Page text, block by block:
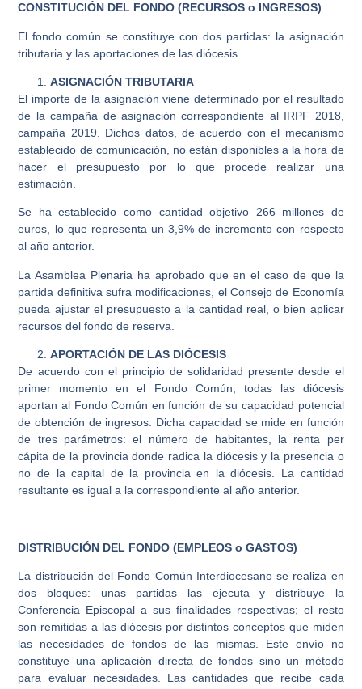
CONSTITUCIÓN DEL FONDO (RECURSOS o INGRESOS)
El fondo común se constituye con dos partidas: la asignación
tributaria y las aportaciones de las diócesis.
ASIGNACIÓN TRIBUTARIA
El importe de la asignación viene determinado por el resultado
de la campaña de asignación correspondiente al IRPF 2018,
campaña 2019. Dichos datos, de acuerdo con el mecanismo
establecido de comunicación, no están disponibles a la hora de
hacer el presupuesto por lo que procede realizar una
estimación.
Se ha establecido como cantidad objetivo 266 millones de
euros, lo que representa un 3,9% de incremento con respecto
al año anterior.
La Asamblea Plenaria ha aprobado que en el caso de que la
partida definitiva sufra modificaciones, el Consejo de Economía
pueda ajustar el presupuesto a la cantidad real, o bien aplicar
recursos del fondo de reserva.
APORTACIÓN DE LAS DIÓCESIS
De acuerdo con el principio de solidaridad presente desde el
primer momento en el Fondo Común, todas las diócesis
aportan al Fondo Común en función de su capacidad potencial
de obtención de ingresos. Dicha capacidad se mide en función
de tres parámetros: el número de habitantes, la renta per
cápita de la provincia donde radica la diócesis y la presencia o
no de la capital de la provincia en la diócesis. La cantidad
resultante es igual a la correspondiente al año anterior.
DISTRIBUCIÓN DEL FONDO (EMPLEOS o GASTOS)
La distribución del Fondo Común Interdiocesano se realiza en
dos bloques: unas partidas las ejecuta y distribuye la
Conferencia Episcopal a sus finalidades respectivas; el resto
son remitidas a las diócesis por distintos conceptos que miden
las necesidades de fondos de las mismas. Este envío no
constituye una aplicación directa de fondos sino un método
para evaluar necesidades. Las cantidades que recibe cada